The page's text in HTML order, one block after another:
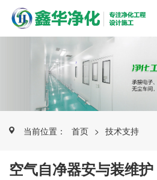
当前位置： 首页 > 技术支持
空气自净器安与装维护